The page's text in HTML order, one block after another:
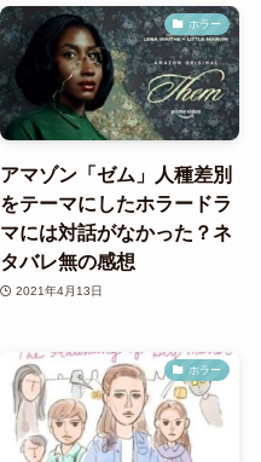
ホラー
アマゾン「ゼム」人種差別
をテーマにしたホラードラ
マには対話がなかった？ネ
タバレ無の感想
2021年4月13日
ホラー